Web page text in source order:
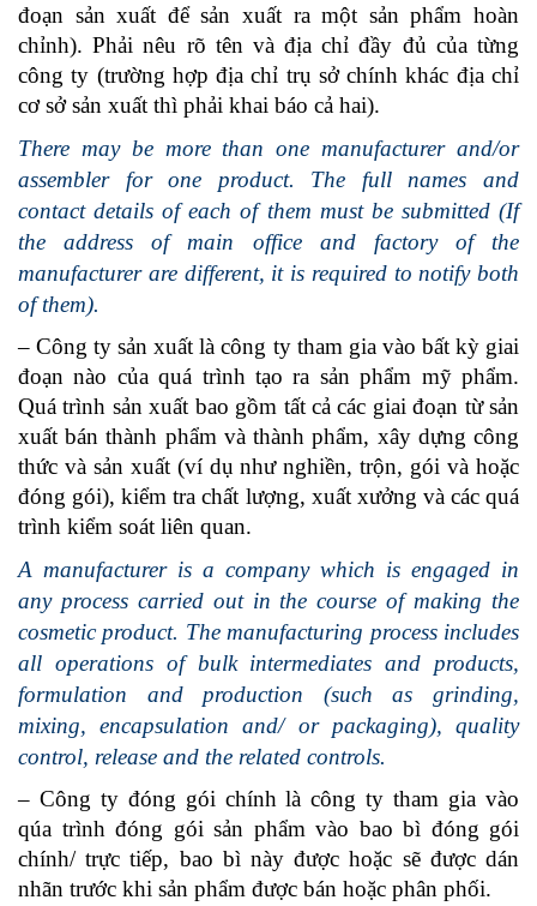
đoạn sản xuất để sản xuất ra một sản phẩm hoàn
chỉnh). Phải nêu rõ tên và địa chỉ đầy đủ của từng
công ty (trường hợp địa chỉ trụ sở chính khác địa chỉ
cơ sở sản xuất thì phải khai báo cả hai).
There may be more than one manufacturer and/or
assembler for one product. The full names and
contact details of each of them must be submitted (If
the address of main office and factory of the
manufacturer are different, it is required to notify both
of them).
– Công ty sản xuất là công ty tham gia vào bất kỳ giai
đoạn nào của quá trình tạo ra sản phẩm mỹ phẩm.
Quá trình sản xuất bao gồm tất cả các giai đoạn từ sản
xuất bán thành phẩm và thành phẩm, xây dựng công
thức và sản xuất (ví dụ như nghiền, trộn, gói và hoặc
đóng gói), kiểm tra chất lượng, xuất xưởng và các quá
trình kiểm soát liên quan.
A manufacturer is a company which is engaged in
any process carried out in the course of making the
cosmetic product. The manufacturing process includes
all operations of bulk intermediates and products,
formulation and production (such as grinding,
mixing, encapsulation and/ or packaging), quality
control, release and the related controls.
– Công ty đóng gói chính là công ty tham gia vào
qúa trình đóng gói sản phẩm vào bao bì đóng gói
chính/ trực tiếp, bao bì này được hoặc sẽ được dán
nhãn trước khi sản phẩm được bán hoặc phân phối.